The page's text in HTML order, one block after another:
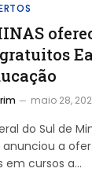
maio 28,
do Sul de
anunciou a
em cursos a…